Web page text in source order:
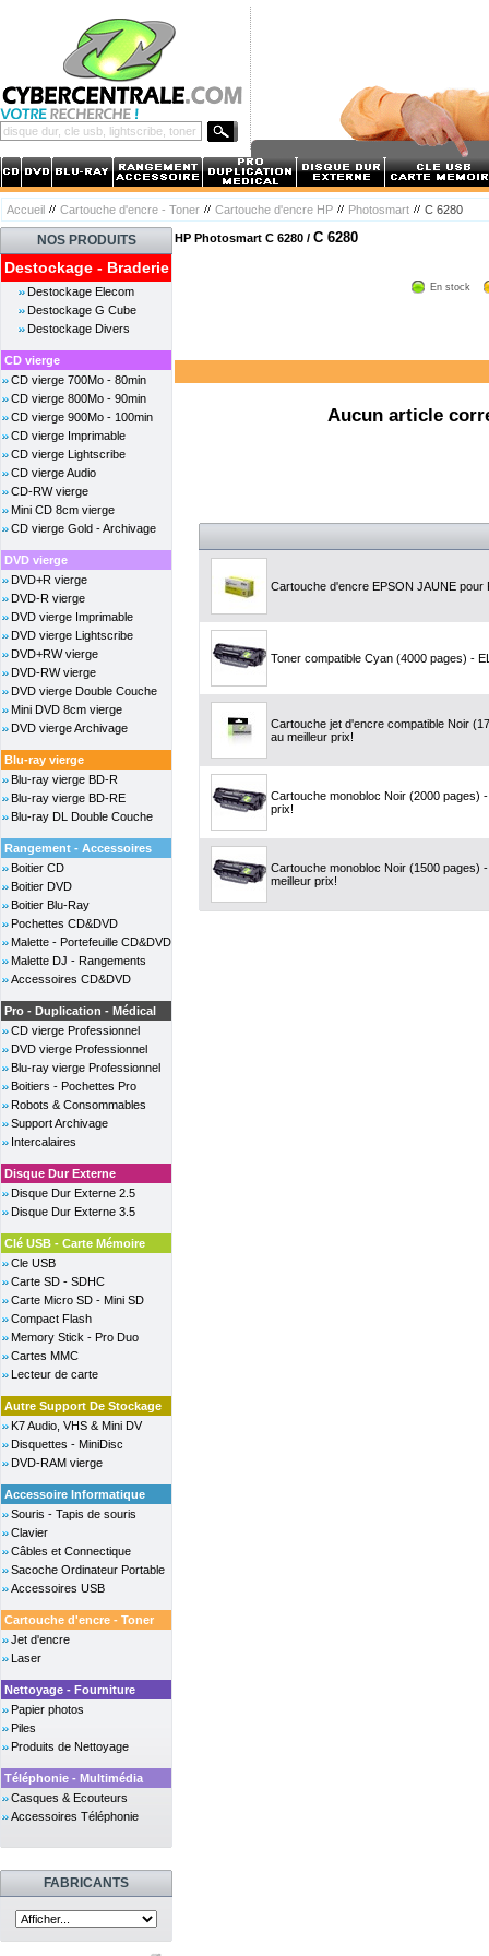
Accueil Cartouche d'encre - Toner Cartouche d'encre HP Photosmart C 6280
NOS PRODUITS
Destockage - Braderie
Destockage Elecom
Destockage G Cube
Destockage Divers
CD vierge
CD vierge 700Mo - 80min
CD vierge 800Mo - 90min
CD vierge 900Mo - 100min
CD vierge Imprimable
CD vierge Lightscribe
CD vierge Audio
CD-RW vierge
Mini CD 8cm vierge
CD vierge Gold - Archivage
DVD vierge
DVD+R vierge
DVD-R vierge
DVD vierge Imprimable
DVD vierge Lightscribe
DVD+RW vierge
DVD-RW vierge
DVD vierge Double Couche
Mini DVD 8cm vierge
DVD vierge Archivage
Blu-ray vierge
Blu-ray vierge BD-R
Blu-ray vierge BD-RE
Blu-ray DL Double Couche
Rangement - Accessoires
Boitier CD
Boitier DVD
Boitier Blu-Ray
Pochettes CD&DVD
Malette - Portefeuille CD&DVD
Malette DJ - Rangements
Accessoires CD&DVD
Pro - Duplication - Médical
CD vierge Professionnel
DVD vierge Professionnel
Blu-ray vierge Professionnel
Boitiers - Pochettes Pro
Robots & Consommables
Support Archivage
Intercalaires
Disque Dur Externe
Disque Dur Externe 2.5
Disque Dur Externe 3.5
Clé USB - Carte Mémoire
Cle USB
Carte SD - SDHC
Carte Micro SD - Mini SD
Compact Flash
Memory Stick - Pro Duo
Cartes MMC
Lecteur de carte
Autre Support De Stockage
K7 Audio, VHS & Mini DV
Disquettes - MiniDisc
DVD-RAM vierge
Accessoire Informatique
Souris - Tapis de souris
Clavier
Câbles et Connectique
Sacoche Ordinateur Portable
Accessoires USB
Cartouche d'encre - Toner
Jet d'encre
Laser
Nettoyage - Fourniture
Papier photos
Piles
Produits de Nettoyage
Téléphonie - Multimédia
Casques & Ecouteurs
Accessoires Téléphonie
FABRICANTS
HP Photosmart C 6280 / C 6280
En stock
Aucun article
Cartouche d'encre EPSON JAUNE pour
Toner compatible Cyan (4000 pages) -
Cartouche jet d'encre compatible Noir
au meilleur prix!
Cartouche monobloc Noir (2000 pages)
prix!
Cartouche monobloc Noir (1500 pages)
meilleur prix!